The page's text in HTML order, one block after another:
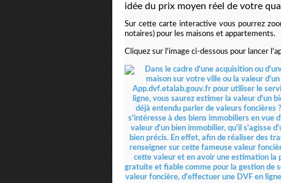
idée du prix moyen réel de votre
Sur cette carte interactive vous pourrez
notaires) pour les maisons et appartements.
Cliquez sur l'image ci-dessous pour lancer